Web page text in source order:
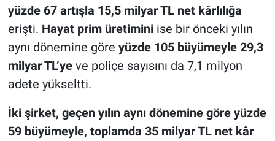
yüzde 67 artışla 15,5 milyar TL net kârlılığa
erişti. Hayat prim üretiminiise bir önceki yılın
aynı dönemine göre yüzde 105 büyümeyle 29,3
milyar TL’ye ve poliçe sayısını da 7,1 milyon
adete yükseltti.
İki şirket, geçen yılın aynı dönemine göre yüzde
59 büyümeyle, toplamda 35 milyar TL net kâr